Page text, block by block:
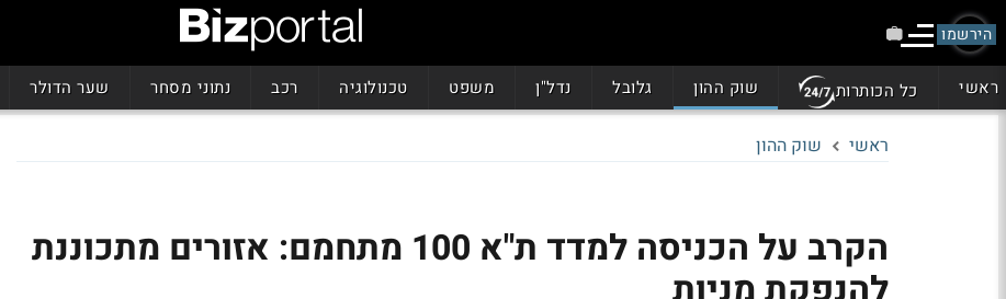
הירשמו
ראשי כל הכותרות שוק ההון גלובל נדל"ן משפט טכנולוגיה רכב נתוני מסחר שער הדולר
ראשי שוק ההון
הקרב על הכניסה למדד ת"א 100 מתחמם: אזורים מתכוננת